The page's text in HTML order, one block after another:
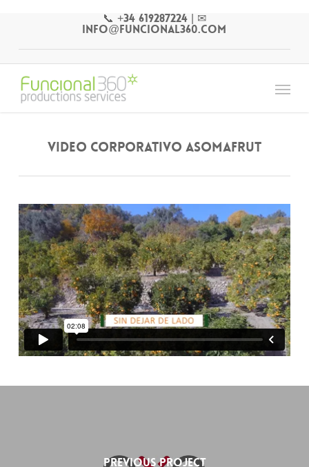
content
📞 +34 619287224| ✉
info@funcional360.com
Menu
Video Corporativo ASOMAFRUT
Previous Project